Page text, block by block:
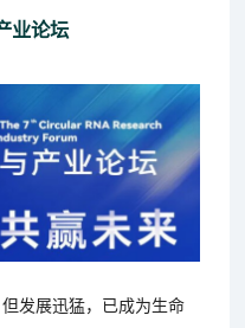
业论坛
发展迅猛，已成为生命